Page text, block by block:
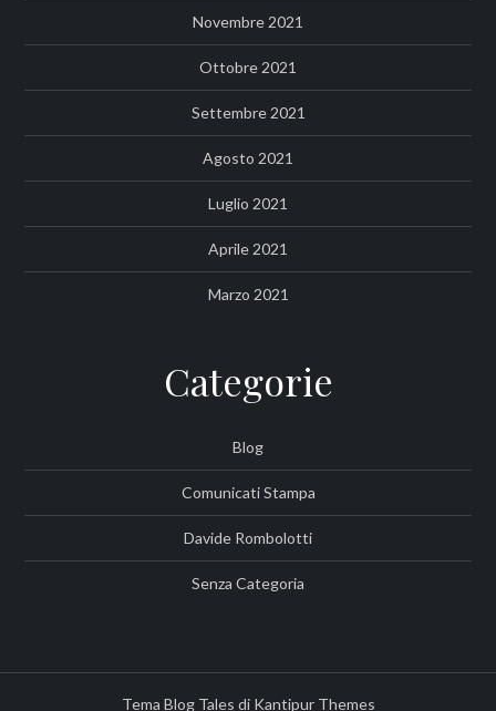
Novembre 2021
Ottobre 2021
Settembre 2021
Agosto 2021
Luglio 2021
Aprile 2021
Marzo 2021
Categorie
Blog
Comunicati Stampa
Davide Rombolotti
Senza Categoria
Tema Blog Tales di Kantipur Themes